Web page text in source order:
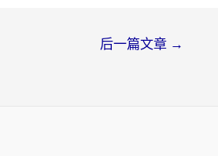
后一篇文章 →